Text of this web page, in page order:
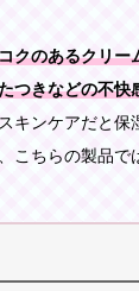
クのあるクリー
つきなどの不快
キンケアだと保
こちらの製品で